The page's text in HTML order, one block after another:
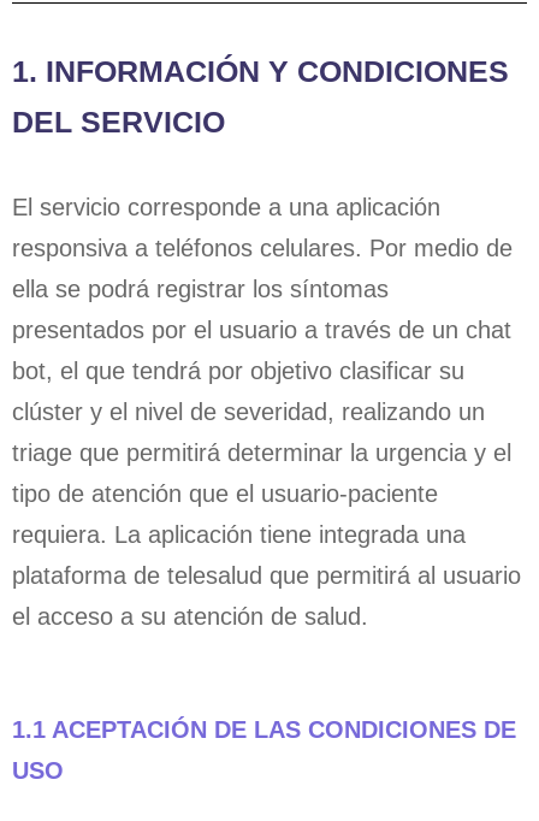
1. INFORMACIÓN Y CONDICIONES
DEL SERVICIO
El servicio corresponde a una aplicación
responsiva a teléfonos celulares. Por medio de
ella se podrá registrar los síntomas
presentados por el usuario a través de un chat
bot, el que tendrá por objetivo clasificar su
clúster y el nivel de severidad, realizando un
triage que permitirá determinar la urgencia y el
tipo de atención que el usuario-paciente
requiera. La aplicación tiene integrada una
plataforma de telesalud que permitirá al usuario
el acceso a su atención de salud.
1.1 ACEPTACIÓN DE LAS CONDICIONES DE
USO